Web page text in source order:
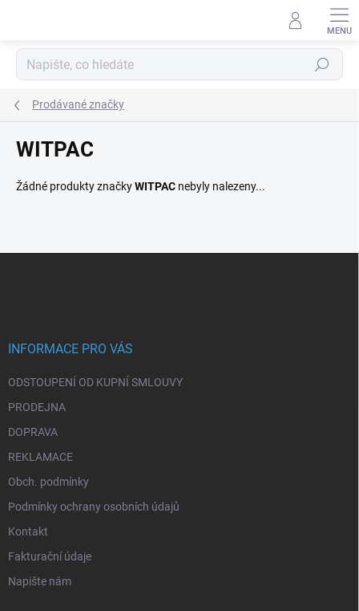
Hledat
Prodávané značky
WITPAC
Žádné produkty značkyWITPAC nebyly nalezeny...
INFORMACE PRO VÁS
ODSTOUPENÍ OD KUPNÍ SMLOUVY
PRODEJNA
DOPRAVA
REKLAMACE
Obch. podmínky
Podmínky ochrany osobních údajů
Kontakt
Fakturační údaje
Napište nám